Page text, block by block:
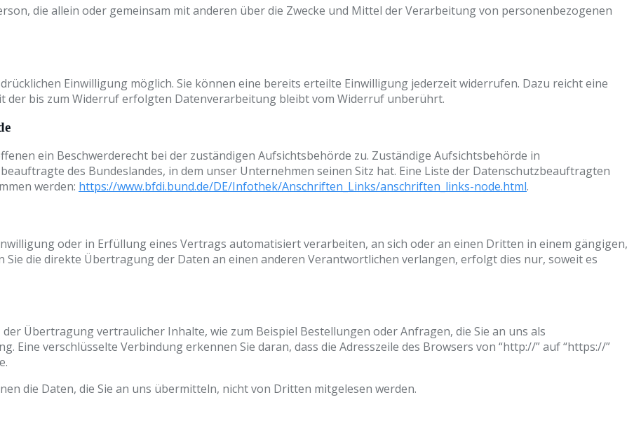
die allein oder gemeinsam mit anderen über die Zwecke und Mittel der Verarbeitung von personenbezogenen
Einwilligung möglich. Sie können eine bereits erteilte Einwilligung jederzeit widerrufen. Dazu reicht eine
der bis zum Widerruf erfolgten Datenverarbeitung bleibt vom Widerruf unberührt.
ein Beschwerderecht bei der zuständigen Aufsichtsbehörde zu. Zuständige Aufsichtsbehörde in
des Bundeslandes, in dem unser Unternehmen seinen Sitz hat. Eine Liste der Datenschutzbeauftragten
werden: https://www.bfdi.bund.de/DE/Infothek/Anschriften_Links/anschriften_links-node.html.
oder in Erfüllung eines Vertrags automatisiert verarbeiten, an sich oder an einen Dritten in einem gängigen,
Sie die direkte Übertragung der Daten an einen anderen Verantwortlichen verlangen, erfolgt dies nur, soweit es
Übertragung vertraulicher Inhalte, wie zum Beispiel Bestellungen oder Anfragen, die Sie an uns als
Eine verschlüsselte Verbindung erkennen Sie daran, dass die Adresszeile des Browsers von “http://” auf “https://”
die Daten, die Sie an uns übermitteln, nicht von Dritten mitgelesen werden.